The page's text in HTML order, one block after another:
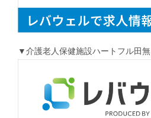
▼介護老人保健施設ハートフル田無